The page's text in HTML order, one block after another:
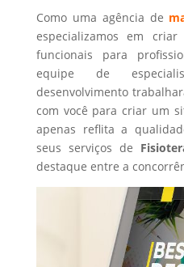
Como uma agência de
especializamos em
funcionais para
equipe de
desenvolvimento
com você para criar um
apenas reflita a
seus serviços de
destaque entre a